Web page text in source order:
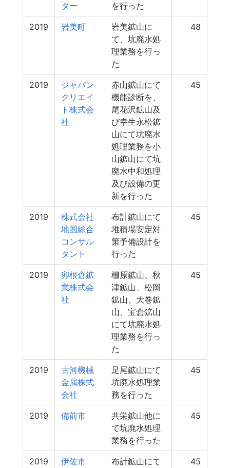
ター
を行った
2019 岩美町
岩美鉱山に
て、坑廃水処
理業務を行っ
た
48
2019
ジャパン
クリエイ
ト株式会
社
赤山鉱山にて
機能診断を、
尾花沢鉱山及
び幸生永松鉱
山にて坑廃水
処理業務を小
山鉱山にて坑
廃水中和処理
及び設備の更
新を行った
45
2019
株式会社
地圏総合
コンサル
タント
布計鉱山にて
堆積場安定対
策予備設計を
行った
45
2019
卯根倉鉱
業株式会
社
柵原鉱山、秋
津鉱山、松岡
鉱山、大巻鉱
山、宝倉鉱山
にて坑廃水処
理業務を行っ
た
45
2019
古河機械
金属株式
会社
足尾鉱山にて
坑廃水処理業
務を行った
45
2019 備前市
共栄鉱山他に
て坑廃水処理
業務を行った
45
2019 伊佐市
布計鉱山にて
45